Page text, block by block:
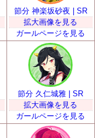
節分 神楽坂砂夜 | SR
拡大画像を見る
ガールページを見る
節分 久仁城雅 | SR
拡大画像を見る
ガールページを見る